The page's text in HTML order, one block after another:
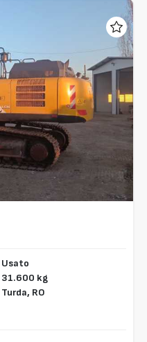
Usato
31.600 kg
Turda, RO